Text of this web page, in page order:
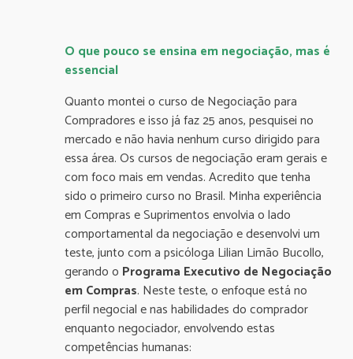
O que pouco se ensina em negociação, mas é
essencial
Quanto montei o curso de Negociação para
Compradores e isso já faz 25 anos, pesquisei no
mercado e não havia nenhum curso dirigido para
essa área. Os cursos de negociação eram gerais e
com foco mais em vendas. Acredito que tenha
sido o primeiro curso no Brasil. Minha experiência
em Compras e Suprimentos envolvia o lado
comportamental da negociação e desenvolvi um
teste, junto com a psicóloga Lilian Limão Bucollo,
gerando o Programa Executivo de Negociação
em Compras. Neste teste, o enfoque está no
perfil negocial e nas habilidades do comprador
enquanto negociador, envolvendo estas
competências humanas: